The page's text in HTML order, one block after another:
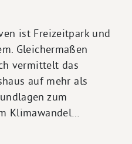
ist Freizeitpark und
Gleichermaßen
vermittelt das
auf mehr als
zum
Klimawandel…